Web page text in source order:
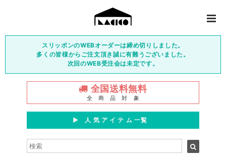
スリッポンのWEBオーダーは締め切りしました。
多くの皆様からご注文頂き誠に有難うございました。
次回のWEB受注会は未定です。
全国送料無料
全 商 品 対 象
▶︎ 人 気 ア イ テ ム 一覧